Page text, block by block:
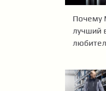
Почему
лучший